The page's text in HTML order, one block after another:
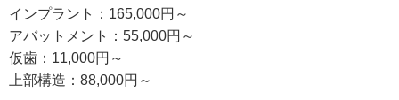
インプラント：165,000円～
アバットメント：55,000円～
仮歯：11,000円～
上部構造：88,000円～